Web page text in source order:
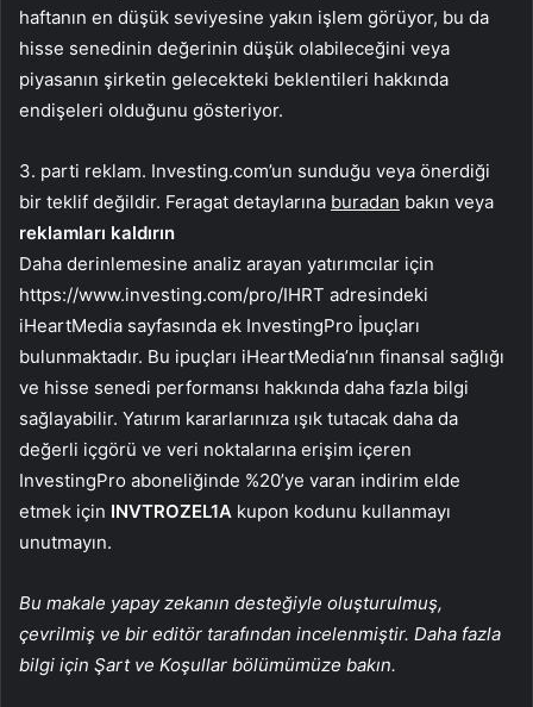
haftanın en düşük seviyesine yakın işlem görüyor, bu da
hisse senedinin değerinin düşük olabileceğini veya
piyasanın şirketin gelecekteki beklentileri hakkında
endişeleri olduğunu gösteriyor.
3. parti reklam. Investing.com’un sunduğu veya önerdiği
bir teklif değildir. Feragat detaylarına buradan bakın veya
reklamları kaldırın
Daha derinlemesine analiz arayan yatırımcılar için
https://www.investing.com/pro/IHRT adresindeki
iHeartMedia sayfasında ek InvestingPro İpuçları
bulunmaktadır. Bu ipuçları iHeartMedia’nın finansal sağlığı
ve hisse senedi performansı hakkında daha fazla bilgi
sağlayabilir. Yatırım kararlarınıza ışık tutacak daha da
değerli içgörü ve veri noktalarına erişim içeren
InvestingPro aboneliğinde %20’ye varan indirim elde
etmek için INVTROZEL1A kupon kodunu kullanmayı
unutmayın.
Bu makale yapay zekanın desteğiyle oluşturulmuş,
çevrilmiş ve bir editör tarafından incelenmiştir. Daha fazla
bilgi için Şart ve Koşullar bölümümüze bakın.